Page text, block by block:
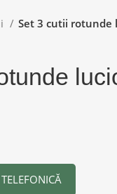
Set 3 cutii rotunde